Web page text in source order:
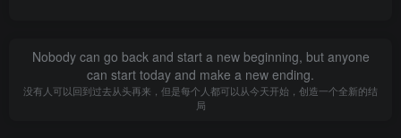
Nobody can go back and start a new beginning, but anyone
can start today and make a new ending.
没有人可以回到过去从头再来，但是每个人都可以从今天开始，创造一个全新的结
局